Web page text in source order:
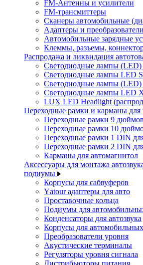
FM-Антенны и усилители
FM-трансмиттеры
Сканеры автомобильные
Адаптеры и
Автомобильные зарядные
Клеммы, разъемы,
Распродажа и ликвидация
Светодиодные лампы (LED)
Светодиодные лампы LED
Светодиодные лампы (LED)
Светодиодные лампы LED
LUX LED Headlight
Переходные рамки и карманы для
Переходные рамки 9
Переходные рамки 10
Переходные рамки 1 DIN
Переходные рамки 2 DIN
Карманы для автомагнитол
Аксессуары для монтажа
подиумы
Корпусы для сабвуферов
Yаtour адаптеры для авто
Проставочные кольца
Подиумы для
Конденсаторы для автозвука
Корпусы для
Преобразователи уровня
Акустические терминалы
Регуляторы уровня сигнала
Дистрибьюторы питания